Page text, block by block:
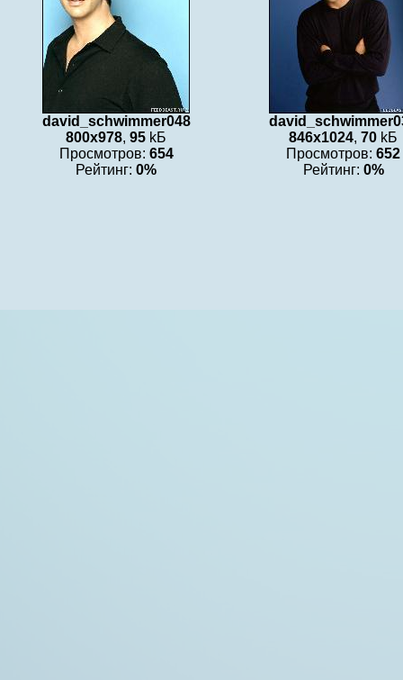
david_schwimmer048
800x978, 95 kБ
Просмотров: 654
Рейтинг: 0%
846x1024, 70 kБ
Просмотров: 652
Рейтинг: 0%